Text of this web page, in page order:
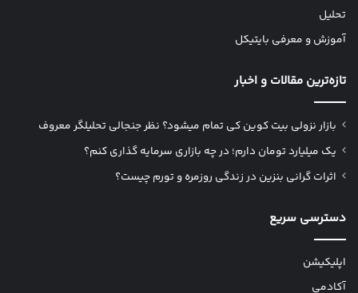
تحلیل
آموزش و معرفی بایتیکل
تازه‌ترین مقالات و اخبار
بازار نزولی بیت کوین کی تمام میشود؟ نظر جنجالی تحلیلگر معروف
یک میلیارد تومان دارم؛ در چه بازاری سرمایه گذاری کنم؟
اثرات گرانی بنزین در زندگی روزمره و تورم چیست؟
دسترسی سریع
اپلیکیشن
آکادمی